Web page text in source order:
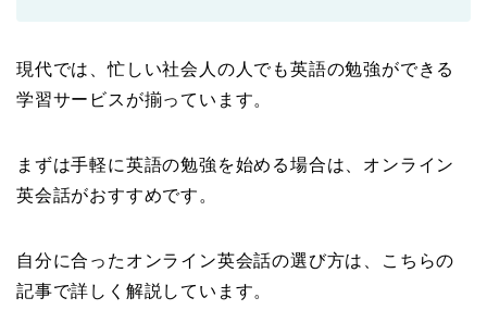
現代では、忙しい社会人の人でも英語の勉強ができる
学習サービスが揃っています。
まずは手軽に英語の勉強を始める場合は、オンライン
英会話がおすすめです。
自分に合ったオンライン英会話の選び方は、こちらの
記事で詳しく解説しています。